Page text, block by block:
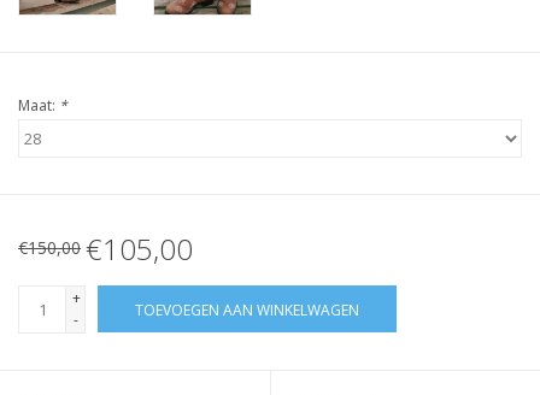
Maat: *
€150,00 €105,00
+
-
TOEVOEGEN AAN WINKELWAGEN